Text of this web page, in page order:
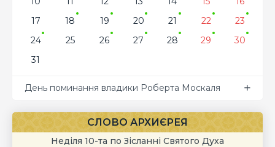
17
18 19 20 21 22
23
24
25 26 27 28 29
30
31
День поминання владики Роберта Москаля
СЛОВО АРХИЄРЕЯ
Неділя 10-та по Зісланні Святого Духа